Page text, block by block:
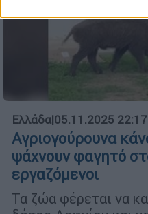
Ελλάδα|05.11.2025 22:17
Αγριογούρουνα
ψάχνουν φαγητό
εργαζόμενοι
Τα ζώα φέρεται να